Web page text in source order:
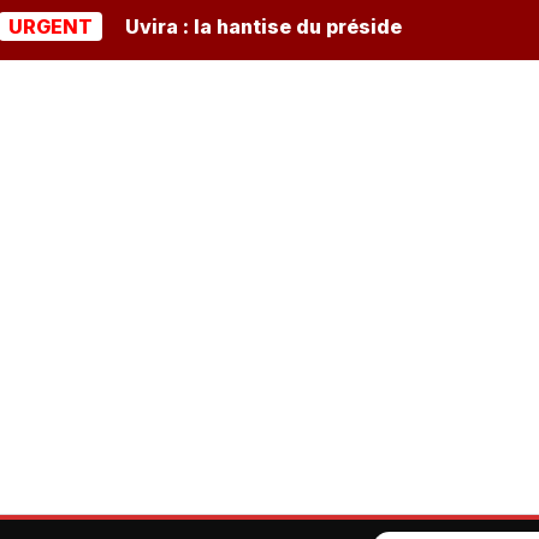
Uvira : la hantise du président burundais